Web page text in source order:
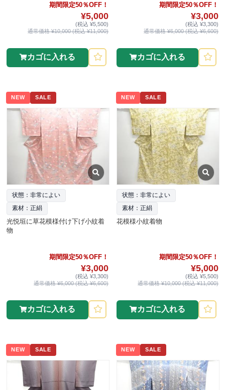
期間限定50％OFF！
¥5,000
(税込 ¥5,500)
通常価格 ¥10,000 (税込 ¥11,000)
カゴに入れる
期間限定50％OFF！
¥3,000
(税込 ¥3,300)
通常価格 ¥6,000 (税込 ¥6,600)
カゴに入れる
NEW SALE
状態：非常によい
素材：正絹
光悦垣に草花模様付け下げ小紋着
物
期間限定50％OFF！
¥3,000
(税込 ¥3,300)
通常価格 ¥6,000 (税込 ¥6,600)
カゴに入れる
NEW SALE
状態：非常によい
素材：正絹
花模様小紋着物
期間限定50％OFF！
¥5,000
(税込 ¥5,500)
通常価格 ¥10,000 (税込 ¥11,000)
カゴに入れる
NEW SALE NEW SALE